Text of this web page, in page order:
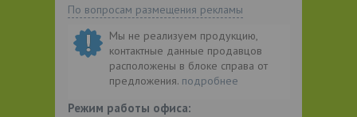
По вопросам размещения рекламы
Мы не реализуем продукцию,
контактные данные продавцов
расположены в блоке справа от
предложения. подробнее
Режим работы офиса: